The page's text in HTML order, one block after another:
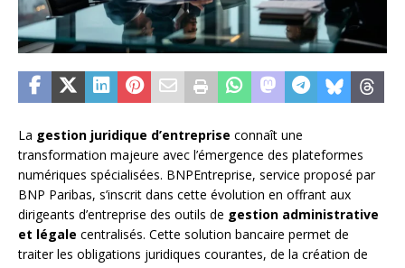
La gestion juridique d’entreprise connaît une
transformation majeure avec l’émergence des plateformes
numériques spécialisées. BNPEntreprise, service proposé par
BNP Paribas, s’inscrit dans cette évolution en offrant aux
dirigeants d’entreprise des outils de gestion administrative
et légale centralisés. Cette solution bancaire permet de
traiter les obligations juridiques courantes, de la création de